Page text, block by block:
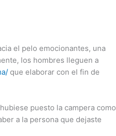
el pelo emocionantes, una
los hombres lleguen a
que elaborar con el fin de
puesto la campera como
a la persona que dejaste